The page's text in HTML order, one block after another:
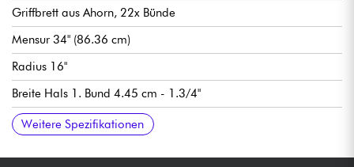
Griffbrett aus Ahorn, 22x Bünde
Mensur 34" (86.36 cm)
Radius 16"
Breite Hals 1. Bund 4.45 cm - 1.3/4"
Dicke des Halses 1. Bund 0.80" - 1.
Halsdicke 12. Bund 0.91"
Single-coil Tonabnehmer MTD Passive Hum-cancelling Single
Coil
Aktive oder passive Elektronik
Active/Passive Switch, Blend-Pickup-Potentiometer,
konzentrische Volume/Tone-Potentiometer (passiver Modus), 3-
MTD Quick Release Steg
MTD stimmmechaniken
Hochglänzender Korpus
Satinierter Hals
Durchschnittliches Gewicht 3.98 kg
Weitere Spezifikationen